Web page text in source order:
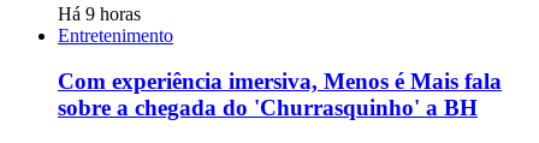
Há 9 horas
Entretenimento
Com experiência imersiva, Menos é Mais fala
sobre a chegada do 'Churrasquinho' a BH